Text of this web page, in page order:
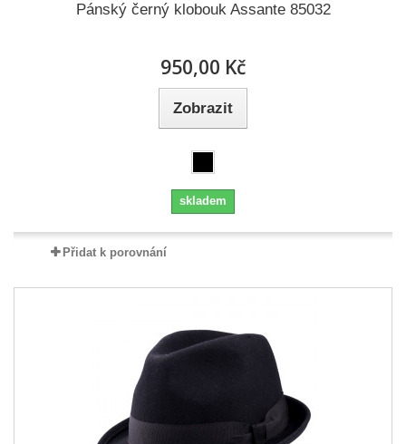
Pánský černý klobouk Assante 85032
950,00 Kč
Zobrazit
skladem
Přidat k porovnání